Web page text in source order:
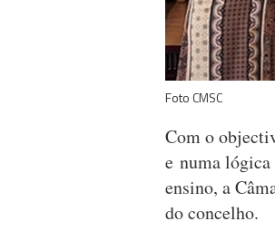
Foto CMSC
Com o
e numa lógica
ensino, a
do concelho.